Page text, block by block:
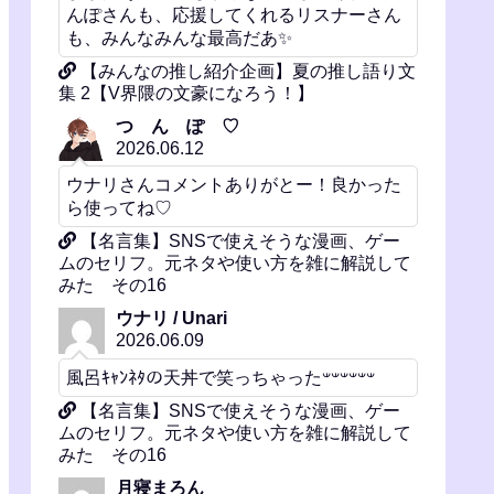
んぽさんも、応援してくれるリスナーさん
も、みんなみんな最高だあ✨️
【みんなの推し紹介企画】夏の推し語り文
集 2【V界隈の文豪になろう！】
つ ん ぽ ♡
2026.06.12
ウナリさんコメントありがとー！良かった
ら使ってね♡
【名言集】SNSで使えそうな漫画、ゲー
ムのセリフ。元ネタや使い方を雑に解説して
みた その16
ウナリ / Unari
2026.06.09
風呂ｷｬﾝﾈﾀの天丼で笑っちゃった𐤔𐤔𐤔𐤔𐤔𐤔
【名言集】SNSで使えそうな漫画、ゲー
ムのセリフ。元ネタや使い方を雑に解説して
みた その16
月寝まろん